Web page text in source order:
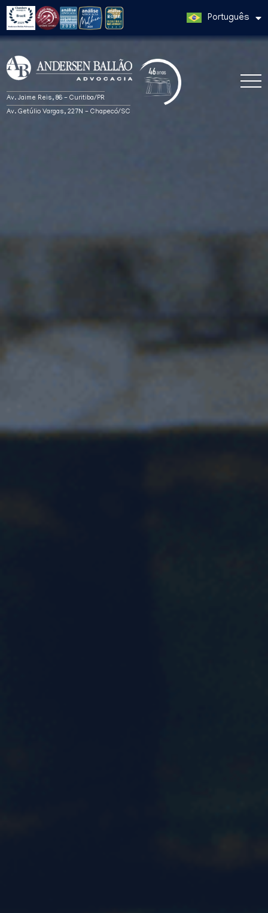
Português
Av. Jaime Reis, 86 - Curitiba/PR
Av. Getúlio Vargas, 227N - Chapecó/SC